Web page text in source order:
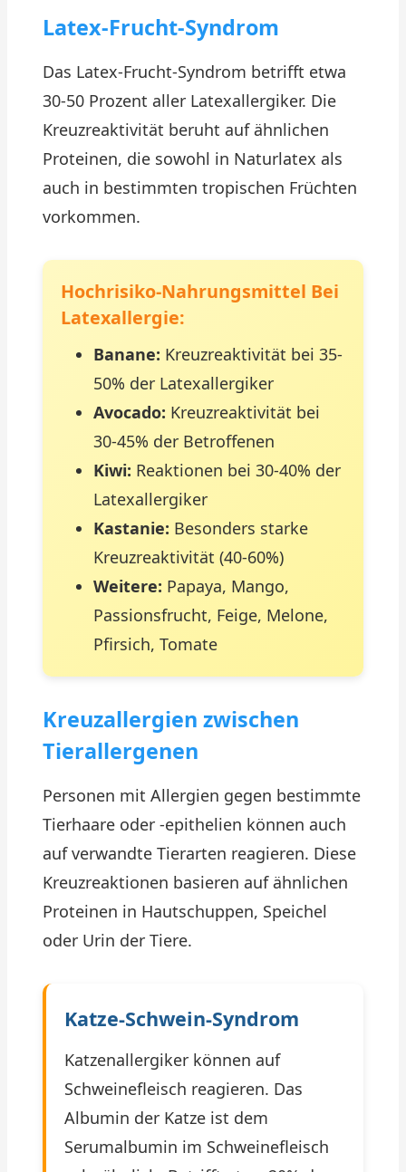
Latex-Frucht-Syndrom
Das Latex-Frucht-Syndrom betrifft etwa
30-50 Prozent aller Latexallergiker. Die
Kreuzreaktivität beruht auf ähnlichen
Proteinen, die sowohl in Naturlatex als
auch in bestimmten tropischen Früchten
vorkommen.
Hochrisiko-Nahrungsmittel Bei
Latexallergie:
Banane: Kreuzreaktivität bei 35-
50% der Latexallergiker
Avocado: Kreuzreaktivität bei
30-45% der Betroffenen
Kiwi: Reaktionen bei 30-40% der
Latexallergiker
Kastanie: Besonders starke
Kreuzreaktivität (40-60%)
Weitere: Papaya, Mango,
Passionsfrucht, Feige, Melone,
Pfirsich, Tomate
Kreuzallergien zwischen
Tierallergenen
Personen mit Allergien gegen bestimmte
Tierhaare oder -epithelien können auch
auf verwandte Tierarten reagieren. Diese
Kreuzreaktionen basieren auf ähnlichen
Proteinen in Hautschuppen, Speichel
oder Urin der Tiere.
Katze-Schwein-Syndrom
Katzenallergiker können auf
Schweinefleisch reagieren. Das
Albumin der Katze ist dem
Serumalbumin im Schweinefleisch